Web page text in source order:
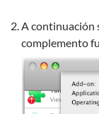
A continuación
complemento